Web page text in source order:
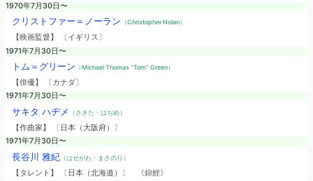
1970年7月30日〜
クリストファー＝ノーラン （Christopher Nolan）
【映画監督】 〔イギリス〕
1971年7月30日〜
トム＝グリーン （Michael Thomas “Tom” Green）
【俳優】 〔カナダ〕
1971年7月30日〜
サキタ ハヂメ （さきた・はぢめ）
【作曲家】 〔日本（大阪府）〕
1971年7月30日〜
長谷川 雅紀（はせがわ・まさのり）
【タレント】 〔日本（北海道）〕
《錦鯉》